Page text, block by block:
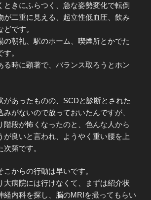
ときにふらつく、急な姿勢変化で転倒
が二重に見える、起立性低血圧、飲み
です。
の朝礼、駅のホーム、喫煙所とかでた
。
る時に顕著で、バランス取ろうとホン
があったものの、SCDと診断とされた
みがないので放っておいたんですが、
階段が怖くなったのと、色んな人から
が良いと言われ、ようやく重い腰を上
第です。
からの行動は早いです。
大病院には行けなくて、まずは紹介状
経内科を探し、脳のMRIを撮ってもらい